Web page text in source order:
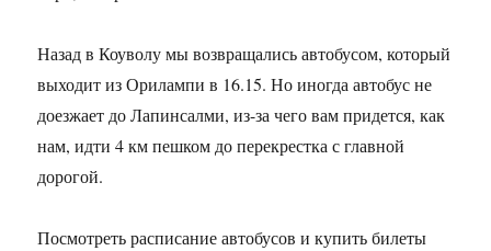
Назад в Коуволу мы возвращались автобусом, который
выходит из Орилампи в 16.15. Но иногда автобус не
доезжает до Лапинсалми, из-за чего вам придется, как
нам, идти 4 км пешком до перекрестка с главной
дорогой.
Посмотреть расписание автобусов и купить билеты